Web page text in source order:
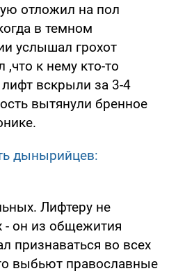
отложил на пол
в темном
услышал грохот
,что к нему кто-то
вскрыли за 3-4
вытянули бренное
дынырийцев:
Лифтеру не
- он из общежития
признаваться во всех
выбьют православные